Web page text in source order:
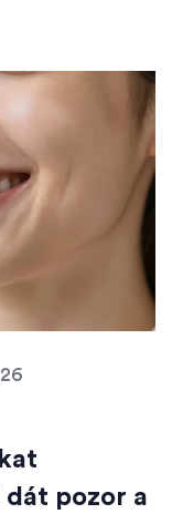
dát pozor a